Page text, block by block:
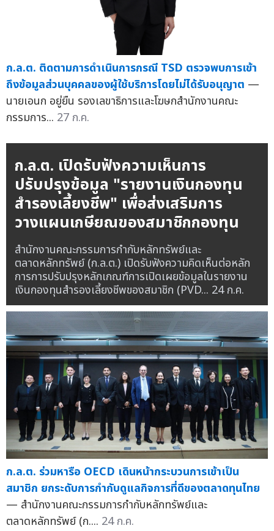
ก.ล.ต. ติดตามการดำเนินการกรณี TSD ตรวจพบการเข้า
ถึงข้อมูลส่วนบุคคลของผู้ใช้บริการโดยไม่ได้รับอนุญาต —
นายเอนก อยู่ยืน รองเลขาธิการและโฆษกสำนักงานคณะ
กรรมการ... 27 ก.ค.
ก.ล.ต. เปิดรับฟังความเห็นการ
ปรับปรุงข้อมูล "รายงานเงินกองทุน
สำรองเลี้ยงชีพ" เพื่อส่งเสริมการ
วางแผนเกษียณของสมาชิกกองทุน
สำนักงานคณะกรรมการกำกับหลักทรัพย์และ
ตลาดหลักทรัพย์ (ก.ล.ต.) เปิดรับฟังความคิดเห็นต่อหลัก
การการปรับปรุงหลักเกณฑ์การเปิดเผยข้อมูลในรายงาน
เงินกองทุนสำรองเลี้ยงชีพของสมาชิก (PVD... 24 ก.ค.
ก.ล.ต. ร่วมหารือ OECD เดินหน้ากระบวนการเข้าเป็น
สมาชิก ยกระดับการกำกับดูแลกิจการที่ดีของตลาดทุนไทย
— สำนักงานคณะกรรมการกำกับหลักทรัพย์และ
ตลาดหลักทรัพย์ (ก.... 24 ก.ค.